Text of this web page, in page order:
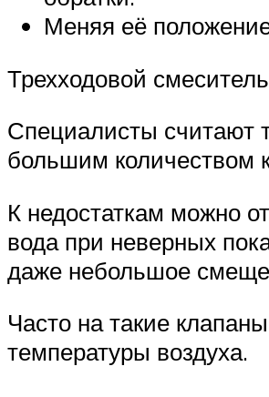
Меняя её
Трехходовой
Специалисты считают
большим количеством
К недостаткам можно
вода при неверных
даже небольшое
Часто на такие
температуры воздуха.